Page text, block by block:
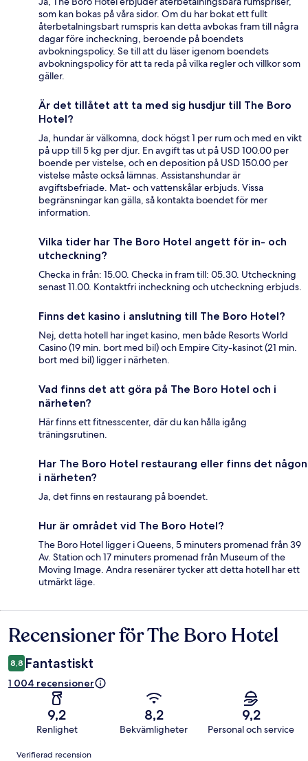
som kan bokas på våra sidor. Om du har bokat ett fullt
återbetalningsbart rumspris kan detta avbokas fram till några
dagar före incheckning, beroende på boendets
avbokningspolicy. Se till att du läser igenom boendets
avbokningspolicy för att ta reda på vilka regler och villkor som
gäller.
Är det tillåtet att ta med sig husdjur till The Boro
Hotel?
Ja, hundar är välkomna, dock högst 1 per rum och med en vikt
på upp till 5 kg per djur. En avgift tas ut på USD 100.00 per
boende per vistelse, och en deposition på USD 150.00 per
vistelse måste också lämnas. Assistanshundar är
avgiftsbefriade. Mat- och vattenskålar erbjuds. Vissa
begränsningar kan gälla, så kontakta boendet för mer
information.
Vilka tider har The Boro Hotel angett för in- och
utcheckning?
Checka in från: 15.00. Checka in fram till: 05.30. Utcheckning
senast 11.00. Kontaktfri incheckning och utcheckning erbjuds.
Finns det kasino i anslutning till The Boro Hotel?
Nej, detta hotell har inget kasino, men både Resorts World
Casino (19 min. bort med bil) och Empire City-kasinot (21 min.
bort med bil) ligger i närheten.
Vad finns det att göra på The Boro Hotel och i
närheten?
Här finns ett fitnesscenter, där du kan hålla igång
träningsrutinen.
Har The Boro Hotel restaurang eller finns det någon
i närheten?
Ja, det finns en restaurang på boendet.
Hur är området vid The Boro Hotel?
The Boro Hotel ligger i Queens, 5 minuters promenad från 39
Av. Station och 17 minuters promenad från Museum of the
Moving Image. Andra resenärer tycker att detta hotell har ett
utmärkt läge.
Recensioner
Recensioner för The Boro Hotel
8,8 Fantastiskt
1 004 recensioner
9,2
Renlighet
8,2
Bekvämligheter
9,2
Personal och service
Recensioner
Verifierad recension